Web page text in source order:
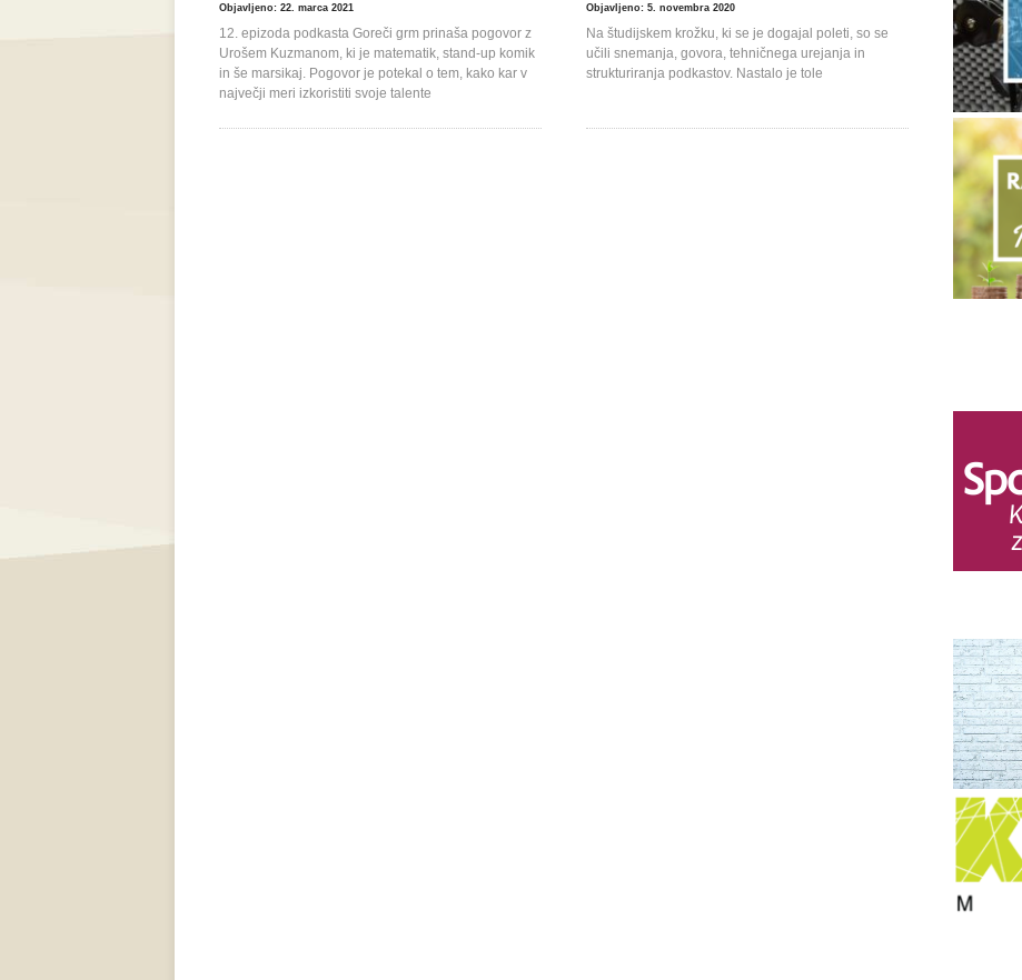
Objavljeno: 22. marca 2021
12. epizoda podkasta Goreči grm prinaša pogovor z
Urošem Kuzmanom, ki je matematik, stand-up komik
in še marsikaj. Pogovor je potekal o tem, kako kar v
največji meri izkoristiti svoje talente
Objavljeno: 5. novembra 2020
Na študijskem krožku, ki se je dogajal poleti, so se
učili snemanja, govora, tehničnega urejanja in
strukturiranja podkastov. Nastalo je tole